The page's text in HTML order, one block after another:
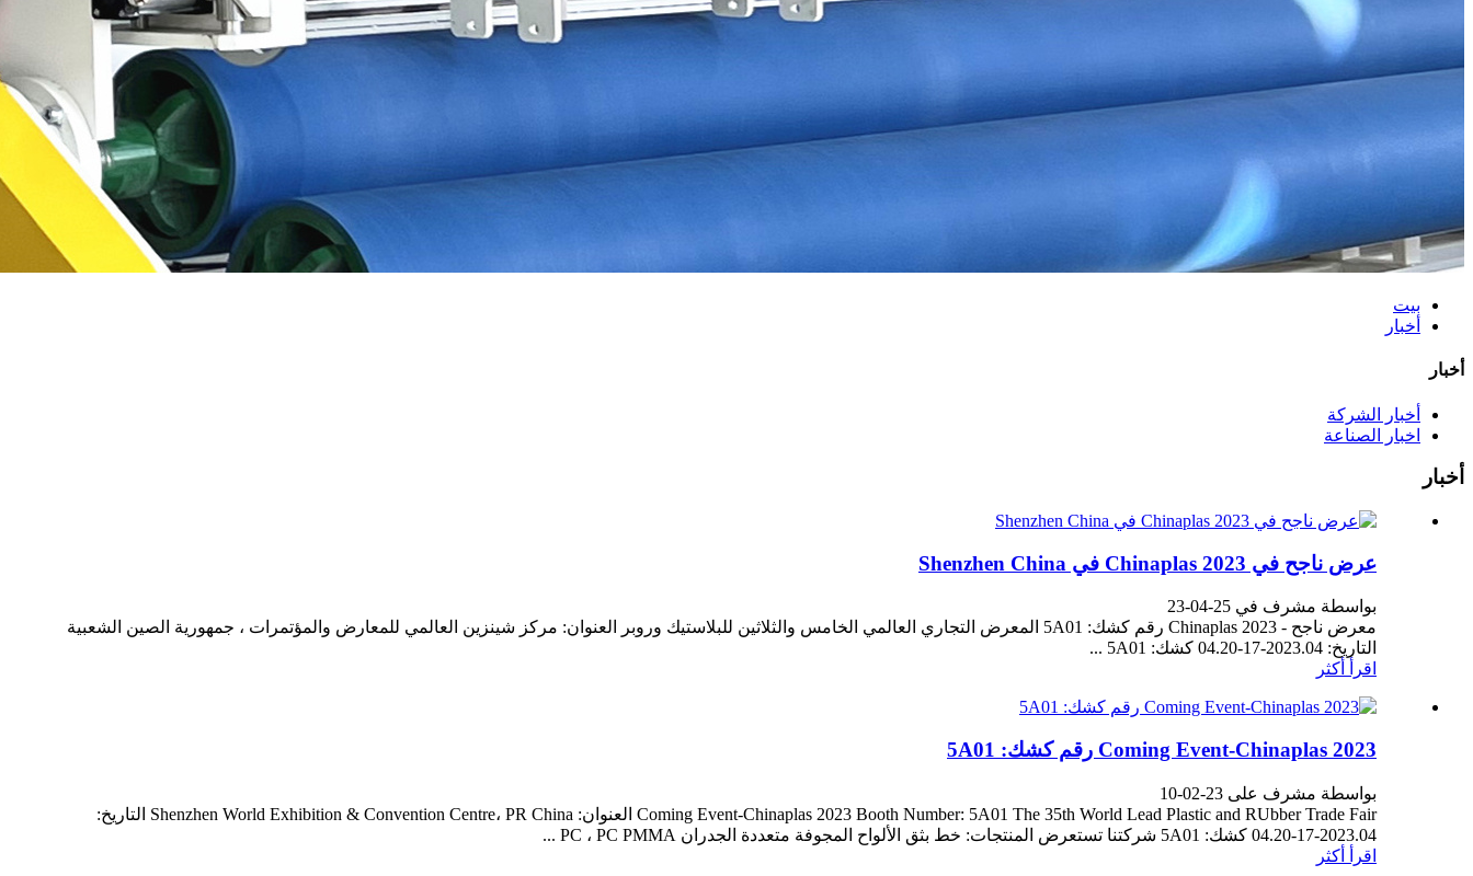
بيت
أخبار
أخبار
أخبار الشركة
اخبار الصناعة
أخبار
عرض ناجح في Chinaplas 2023 في Shenzhen China
بواسطة مشرف في 25-04-23
معرض ناجح - Chinaplas 2023 رقم كشك: 5A01 المعرض التجاري العالمي الخامس والثلاثين للبلاستيك وروبر العنوان: مركز شينزين العالمي للمعارض والمؤتمرات ، جمهورية الصين الشعبية
التاريخ: 2023.04-17-04.20 كشك: 5A01 ...
اقرأ أكثر
Coming Event-Chinaplas 2023 رقم كشك: 5A01
بواسطة مشرف على 23-02-10
Coming Event-Chinaplas 2023 Booth Number: 5A01 The 35th World Lead Plastic and RUbber Trade Fair العنوان: Shenzhen World Exhibition & Convention Centre، PR China التاريخ:
2023.04-17-04.20 كشك: 5A01 شركتنا تستعرض المنتجات: خط بثق الألواح المجوفة متعددة الجدران PC ، PC PMMA ...
اقرأ أكثر